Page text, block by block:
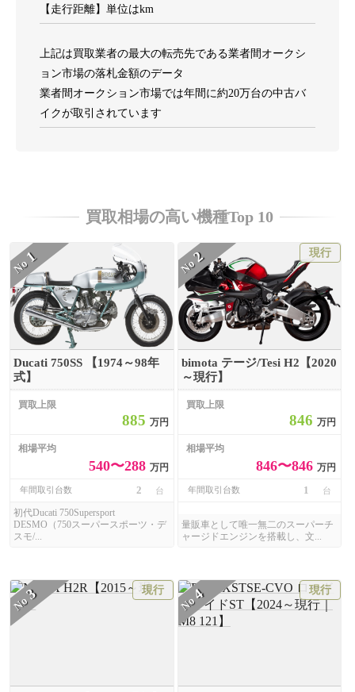
【走行距離】単位はkm
上記は買取業者の最大の転売先である業者間オークシ
ョン市場の落札金額のデータ
業者間オークション市場では年間に約20万台の中古バ
イクが取引されています
買取相場の高い機種Top 10
No1
Ducati 750SS 【1974～98年
式】
買取上限
885 万円
相場平均
540〜288 万円
年間取引台数 2 台
初代Ducati 750Supersport
DESMO（750スーパースポーツ・デ
スモ/...
No2 現行
bimota テージ/Tesi H2【2020
～現行】
買取上限
846万円
相場平均
846〜846万円
年間取引台数 1 台
量販車として唯一無二のスーパーチ
ャージドエンジンを搭載し、文...
No
3 現行
No
4 現行